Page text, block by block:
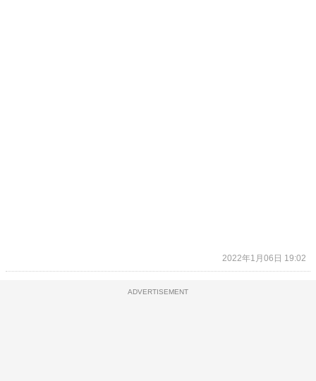
2022年1月06日 19:02
ADVERTISEMENT